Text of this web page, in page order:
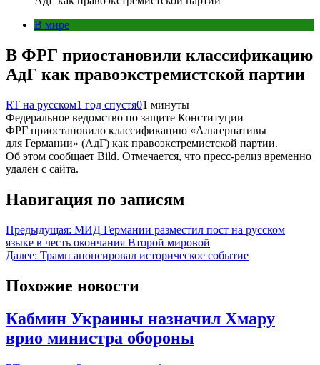
В мире
В ФРГ приостановили классификацию
АдГ как правоэкстремистской партии
RT на русском1 год спустя01 минуты
Федеральное ведомство по защите Конституции
ФРГ приостановило классификацию «Альтернативы
для Германии» (АдГ) как правоэкстремистской партии.
Об этом сообщает Bild. Отмечается, что пресс-релиз временно
удалён с сайта.
Навигация по записям
Предыдущая: МИД Германии разместил пост на русском
языке в честь окончания Второй мировой
Далее: Трамп анонсировал историческое событие
Похожие новости
Кабмин Украины назначил Хмару
врио министра обороны